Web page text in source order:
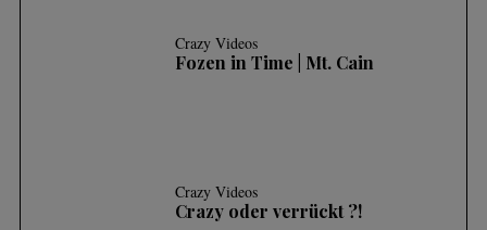
Crazy Videos
Fozen in Time | Mt. Cain
Crazy Videos
Crazy oder verrückt ?!